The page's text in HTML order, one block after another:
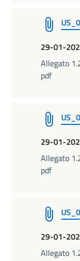
29-01-
Allegato
pdf
29-01-
Allegato
pdf
29-01-
Allegato